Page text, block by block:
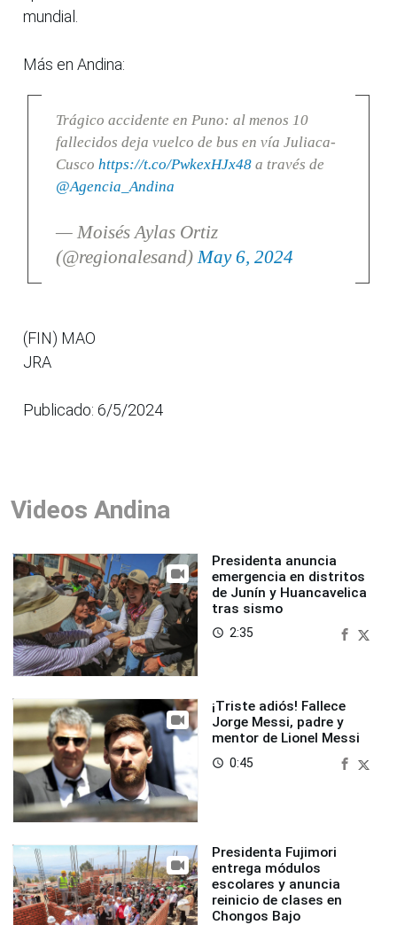
mundial.
Más en Andina:
Trágico accidente en Puno: al menos 10
fallecidos deja vuelco de bus en vía Juliaca-
Cusco https://t.co/PwkexHJx48a través de
@Agencia_Andina
— Moisés Aylas Ortiz
(@regionalesand)May 6, 2024
(FIN) MAO
JRA
Publicado: 6/5/2024
Videos Andina
Presidenta anuncia
emergencia en distritos
de Junín y Huancavelica
tras sismo
access_time 2:35
¡Triste adiós! Fallece
Jorge Messi, padre y
mentor de Lionel Messi
access_time 0:45
Presidenta Fujimori
entrega módulos
escolares y anuncia
reinicio de clases en
Chongos Bajo